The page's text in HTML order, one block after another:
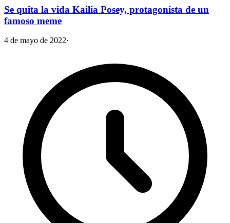
Se quita la vida Kailia Posey, protagonista de un
famoso meme
4 de mayo de 2022·